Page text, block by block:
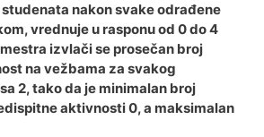
nakon svake odrađene
vrednuje u rasponu od 0 do 4
izvlači se prosečan broj
na vežbama za svakog
2, tako da je minimalan broj
aktivnosti 0, a maksimalan